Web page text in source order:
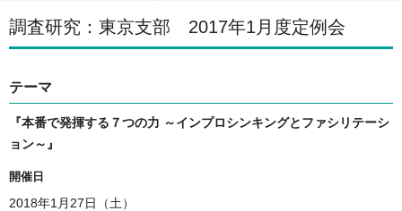
調査研究：東京支部 2017年1月度定例会
テーマ
『本番で発揮する７つの力 ～インプロシンキングとファシリテーシ
ョン～』
開催日
2018年1月27日（土）